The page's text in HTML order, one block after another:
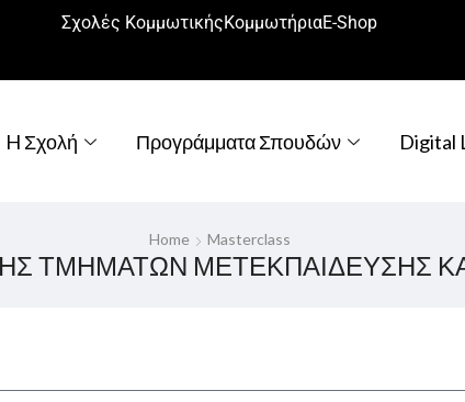
Σχολές ΚομμωτικήςΚομμωτήριαΕ-Shop
H Σχολή Προγράμματα Σπουδών Digital
Home Masterclass
ΤΜΗΜΑΤΩΝ ΜΕΤΕΚΠΑΙΔΕΥΣΗΣ